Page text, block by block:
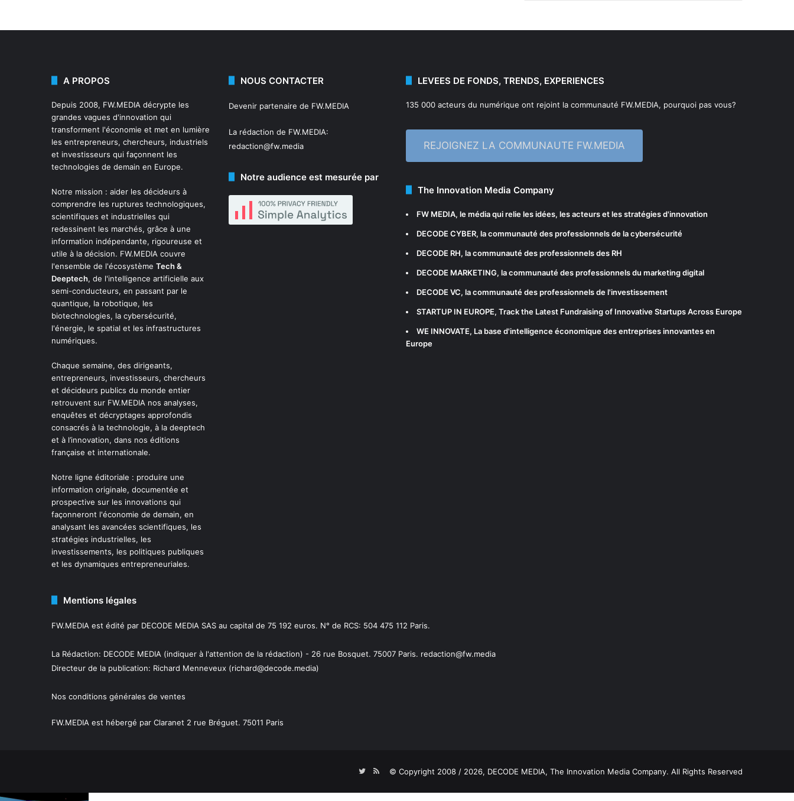
A PROPOS
Depuis 2008, FW.MEDIA décrypte les
grandes vagues d'innovation qui
transforment l'économie et met en lumière
les entrepreneurs, chercheurs, industriels
et investisseurs qui façonnent les
technologies de demain en Europe.
Notre mission : aider les décideurs à
comprendre les ruptures technologiques,
scientifiques et industrielles qui
redessinent les marchés, grâce à une
information indépendante, rigoureuse et
utile à la décision. FW.MEDIA couvre
l'ensemble de l'écosystème Tech &
Deeptech, de l'intelligence artificielle aux
semi-conducteurs, en passant par le
quantique, la robotique, les
biotechnologies, la cybersécurité,
l'énergie, le spatial et les infrastructures
numériques.
Chaque semaine, des dirigeants,
entrepreneurs, investisseurs, chercheurs
et décideurs publics du monde entier
retrouvent sur FW.MEDIA nos analyses,
enquêtes et décryptages approfondis
consacrés à la technologie, à la deeptech
et à l’innovation, dans nos éditions
française et internationale.
Notre ligne éditoriale : produire une
information originale, documentée et
prospective sur les innovations qui
façonneront l'économie de demain, en
analysant les avancées scientifiques, les
stratégies industrielles, les
investissements, les politiques publiques
et les dynamiques entrepreneuriales.
NOUS CONTACTER
Devenir partenaire de FW.MEDIA
La rédaction de FW.MEDIA:
redaction@fw.media
Notre audience est mesurée par
LEVEES DE FONDS, TRENDS, EXPERIENCES
135 000 acteurs du numérique ont rejoint la communauté FW.MEDIA, pourquoi pas vous?
REJOIGNEZ LA COMMUNAUTE FW.MEDIA
The Innovation Media Company
FW MEDIA, le média qui relie les idées, les acteurs et les stratégies d'innovation
DECODE CYBER, la communauté des professionnels de la cybersécurité
DECODE RH, la communauté des professionnels des RH
DECODE MARKETING, la communauté des professionnels du marketing digital
DECODE VC, la communauté des professionnels de l'investissement
STARTUP IN EUROPE, Track the Latest Fundraising of Innovative Startups Across Europe
WE INNOVATE, La base d'intelligence économique des entreprises innovantes en
Europe
Mentions légales
FW.MEDIA est édité par DECODE MEDIA SAS au capital de 75 192 euros. N° de RCS: 504 475 112 Paris.
La Rédaction: DECODE MEDIA (indiquer à l'attention de la rédaction) - 26 rue Bosquet. 75007 Paris. redaction@fw.media
Directeur de la publication: Richard Menneveux (richard@decode.media)
Nos conditions générales de ventes
FW.MEDIA est hébergé par Claranet 2 rue Bréguet. 75011 Paris
© Copyright 2008 / 2026, DECODE MEDIA, The Innovation Media Company. All Rights Reserved
Twitter
RSS